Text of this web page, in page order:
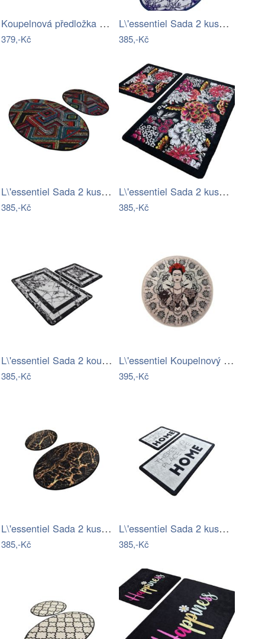
Koupelnová předložka Optima 60x90 cm…
379,-Kč
L\'essentiel Sada 2 kusů koupelnových…
385,-Kč
L\'essentiel Sada 2 kusů koupelnových…
385,-Kč
L\'essentiel Sada 2 kusů koupelnových…
385,-Kč
L\'essentiel Sada 2 koupelnových…
385,-Kč
L\'essentiel Koupelnový kobereček Frida…
395,-Kč
L\'essentiel Sada 2 kusů koupelnových…
385,-Kč
L\'essentiel Sada 2 kusů koupelnových…
385,-Kč